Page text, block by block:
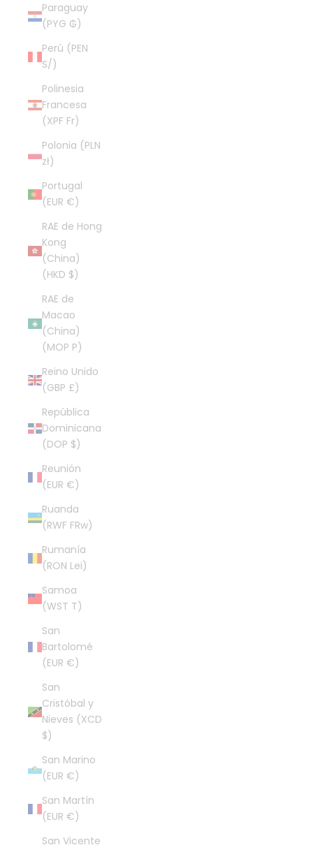
Paraguay
(PYG ₲)
Perú (PEN
S/)
Polinesia
Francesa
(XPF Fr)
Polonia (PLN
zł)
Portugal
(EUR €)
RAE de Hong
Kong
(China)
(HKD $)
RAE de
Macao
(China)
(MOP P)
Reino Unido
(GBP £)
República
Dominicana
(DOP $)
Reunión
(EUR €)
Ruanda
(RWF FRw)
Rumanía
(RON Lei)
Samoa
(WST T)
San
Bartolomé
(EUR €)
San
Cristóbal y
Nieves (XCD
$)
San Marino
(EUR €)
San Martín
(EUR €)
San Vicente